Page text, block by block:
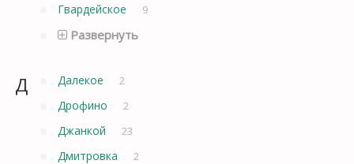
Гвардейское 9
Развернуть
Д Далекое 2
Дрофино 2
Джанкой 23
Дмитровка 2